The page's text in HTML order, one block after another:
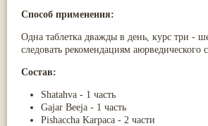
Способ применения:
Одна таблетка дважды в день, курс три -
следовать рекомендациям аюрведического
Состав:
Shatahva - 1 часть
Gajar Beeja - 1 часть
Pishaccha Karpaca - 2 части
Каранджа(8)
Кутаки(8)
Мята(8)
more...